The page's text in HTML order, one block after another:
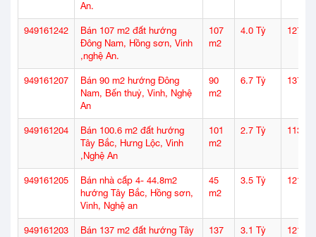
An.
949161242
Bán 107 m2 đất hướng
Đông Nam, Hồng sơn, Vinh
,nghệ An.
107
m2
4.0 Tỷ 127
949161207
Bán 90 m2 hướng Đông
Nam, Bến thuỷ, Vinh, Nghệ
An
90
m2
6.7 Tỷ 137
949161204
Bán 100.6 m2 đất hướng
Tây Bắc, Hưng Lộc, Vinh
,Nghệ An
101
m2
2.7 Tỷ 113
949161205
Bán nhà cấp 4- 44.8m2
hướng Tây Bắc, Hồng sơn,
Vinh, Nghệ an
45
m2
3.5 Tỷ 121
949161203
Bán 137 m2 đất hướng Tây
137
3.1 Tỷ 121